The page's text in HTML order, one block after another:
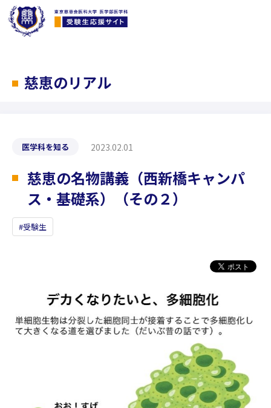
慈恵のリアル
慈恵の名物講義（西新橋キャンパ
ス・基礎系）（その２）
医学科を知る 2023.02.01
受験生